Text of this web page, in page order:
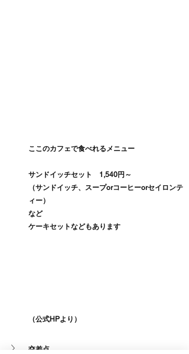
ここのカフェで食べれるメニュー
サンドイッチセット　1,540円～
（サンドイッチ、スープorコーヒーorセイロンテ
ィー）
など
ケーキセットなどもあります
（公式HPより）
交差点